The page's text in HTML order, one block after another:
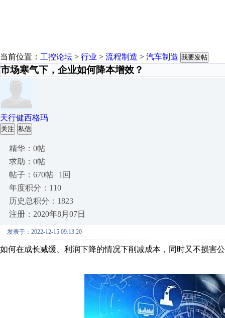
当前位置： 工控论坛 > 行业 > 流程制造 > 汽车制造 我要发帖
市场寒气下，企业如何降本增效？
天行健西格玛
关注 私信
精华：0帖
求助：0帖
帖子：670帖 | 1回
年度积分：110
历史总积分：1823
注册：2020年8月07日
发表于：2022-12-15 09:13:20
如何在成长减缓、利润下降的情况下削减成本，同时又不损害